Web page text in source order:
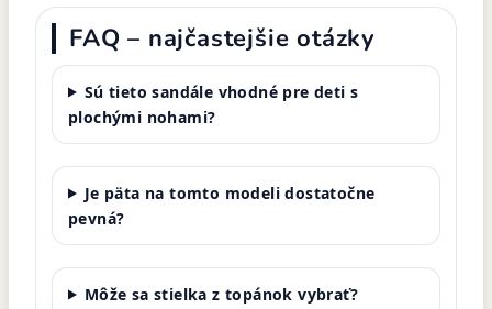
FAQ – najčastejšie otázky
Sú tieto sandále vhodné pre deti s
plochými nohami?
Je päta na tomto modeli dostatočne
pevná?
Môže sa stielka z topánok vybrať?